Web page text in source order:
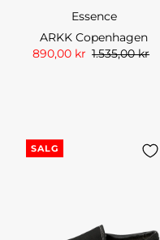
Essence
ARKK Copenhagen
890,00 kr 1.535,00 kr
SALG